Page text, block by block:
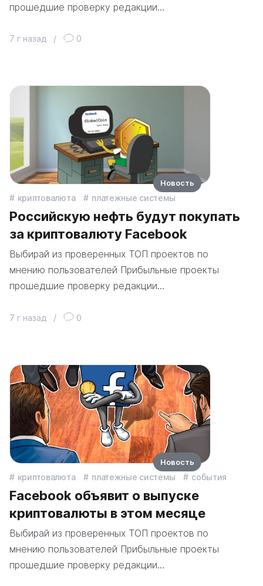
прошедшие проверку редакции…
7 г назад / 0
криптовалюта платежные системы
Российскую нефть будут покупать
за криптовалюту Facebook
Выбирай из проверенных ТОП проектов по
мнению пользователей Прибыльные проекты
прошедшие проверку редакции…
7 г назад / 0
Новость
криптовалюта платежные системы события
Facebook объявит о выпуске
криптовалюты в этом месяце
Выбирай из проверенных ТОП проектов по
мнению пользователей Прибыльные проекты
прошедшие проверку редакции…
Новость